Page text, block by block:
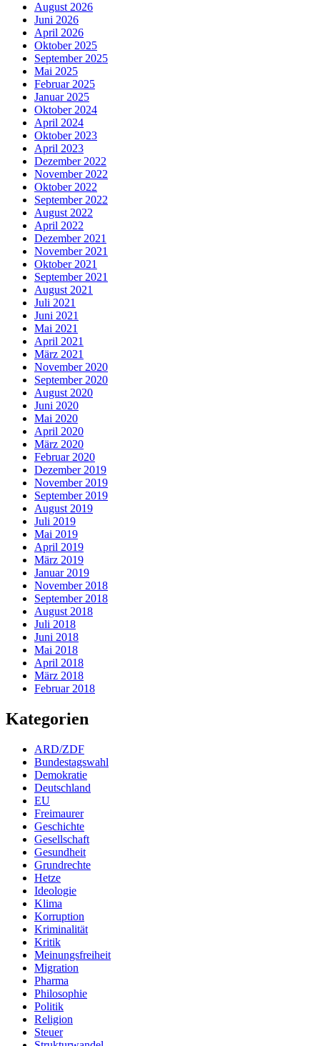
August 2026
Juni 2026
April 2026
Oktober 2025
September 2025
Mai 2025
Februar 2025
Januar 2025
Oktober 2024
April 2024
Oktober 2023
April 2023
Dezember 2022
November 2022
Oktober 2022
September 2022
August 2022
April 2022
Dezember 2021
November 2021
Oktober 2021
September 2021
August 2021
Juli 2021
Juni 2021
Mai 2021
April 2021
März 2021
November 2020
September 2020
August 2020
Juni 2020
Mai 2020
April 2020
März 2020
Februar 2020
Dezember 2019
November 2019
September 2019
August 2019
Juli 2019
Mai 2019
April 2019
März 2019
Januar 2019
November 2018
September 2018
August 2018
Juli 2018
Juni 2018
Mai 2018
April 2018
März 2018
Februar 2018
Kategorien
ARD/ZDF
Bundestagswahl
Demokratie
Deutschland
EU
Freimaurer
Geschichte
Gesellschaft
Gesundheit
Grundrechte
Hetze
Ideologie
Klima
Korruption
Kriminalität
Kritik
Meinungsfreiheit
Migration
Pharma
Philosophie
Politik
Religion
Steuer